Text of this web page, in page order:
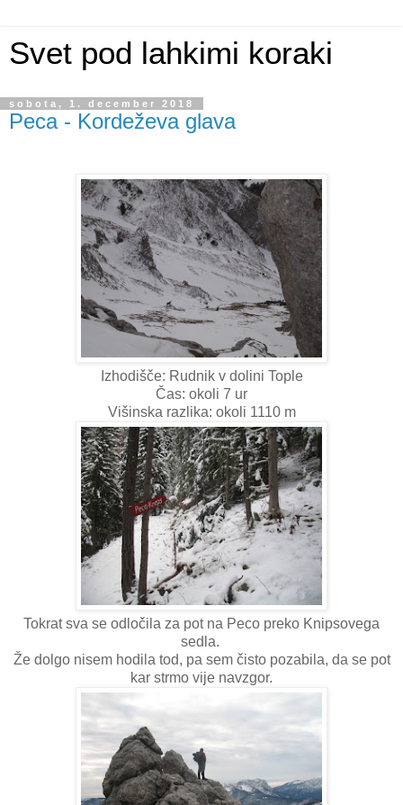
Svet pod lahkimi koraki
sobota, 1. december 2018
Peca - Kordeževa glava
Izhodišče: Rudnik v dolini Tople
Čas: okoli 7 ur
Višinska razlika: okoli 1110 m
Tokrat sva se odločila za pot na Peco preko Knipsovega
sedla.
Že dolgo nisem hodila tod, pa sem čisto pozabila, da se pot
kar strmo vije navzgor.